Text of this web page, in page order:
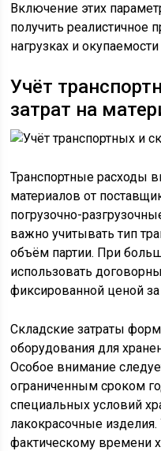
Включение этих
получить реалистичное
нагрузках и
Учёт
затрат на
Транспортные расходы
материалов от
погрузочно-
важно учитывать тип
объём партии. При
использовать
фиксированной ценой
Складские затраты
оборудования для
Особое внимание
ограниченным сроком
специальных условий
лакокрасочные изделия.
фактическому времени